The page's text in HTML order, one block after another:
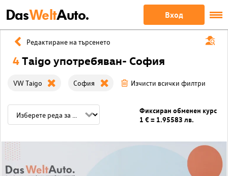
DasWeltAuto. Вход
Редактиране на търсенето
4Taigo употребяван- София
VW Taigo София Изчисти всички филтри
Фиксиран обменен курс
1 € = 1.95583 лв.